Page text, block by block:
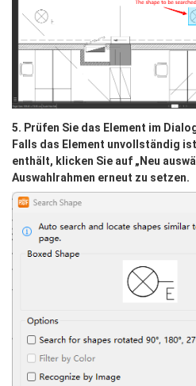
5. Prüfen Sie das Element im
Falls das Element unvollständig
enthält, klicken Sie auf „Neu
Auswahlrahmen erneut zu setzen.